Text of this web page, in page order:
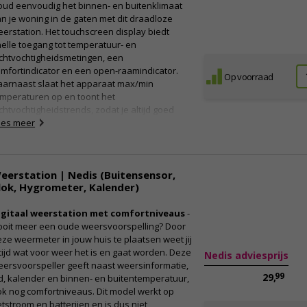
eenvoudig het binnen- en buitenklimaat
je woning in de gaten met dit draadloze
Het touchscreen display biedt
toegang tot temperatuur- en
een
en een open-raamindicator.
slaat het apparaat max/min
op en toont het
zodat je altijd goed
bent op veranderend weer. Deze
met buitensensor en
item geeft altijd zowel de buiten- als de
weer, waardoor jij op ieder
weet welke temperatuur het is.
weergeeft het exemplaar
die aangeven hoe lekker het
aanvoelt. Ook is het ideaal om het
ergens in het zicht te plaatsen,
het product ook beschikt over een
en klokfunctie. Verder zijn de
meer
Op voorraad
| Nedis (Buitensensor,
Hygrometer, Kalender)
weerstation met comfortniveaus-
meer een oude weersvoorspelling? Door
weermeter in jouw huis te plaatsen weet jij
wat voor weer het is en gaat worden. Deze
geeft naast weersinformatie,
kalender en binnen- en buitentemperatuur,
nog comfortniveaus. Dit model werkt op
en batterijen en is dus niet
Nedis adviesprijs
29,99